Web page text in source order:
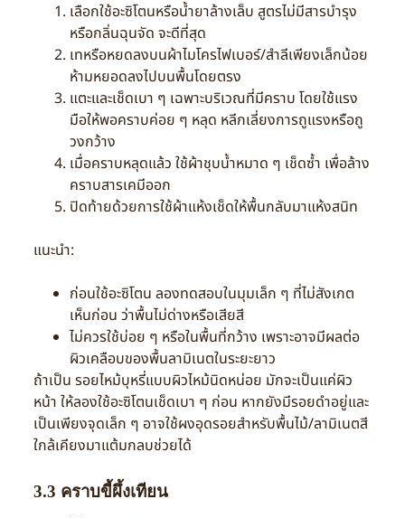
เลือกใช้อะซิโตนหรือน้ำยาล้างเล็บ สูตรไม่มีสารบำรุง
หรือกลิ่นฉุนจัด จะดีที่สุด
เทหรือหยดลงบนผ้าไมโครไฟเบอร์/สำลีเพียงเล็กน้อย
ห้ามหยอดลงไปบนพื้นโดยตรง
แตะและเช็ดเบา ๆ เฉพาะบริเวณที่มีคราบ โดยใช้แรง
มือให้พอคราบค่อย ๆ หลุด หลีกเลี่ยงการถูแรงหรือถู
วงกว้าง
เมื่อคราบหลุดแล้ว ใช้ผ้าชุบน้ำหมาด ๆ เช็ดซ้ำ เพื่อล้าง
คราบสารเคมีออก
ปิดท้ายด้วยการใช้ผ้าแห้งเช็ดให้พื้นกลับมาแห้งสนิท
แนะนำ:
ก่อนใช้อะซิโตน ลองทดสอบในมุมเล็ก ๆ ที่ไม่สังเกต
เห็นก่อน ว่าพื้นไม่ด่างหรือเสียสี
ไม่ควรใช้บ่อย ๆ หรือในพื้นที่กว้าง เพราะอาจมีผลต่อ
ผิวเคลือบของพื้นลามิเนตในระยะยาว
ถ้าเป็น รอยไหม้บุหรี่แบบผิวไหม้นิดหน่อย มักจะเป็นแค่ผิว
หน้า ให้ลองใช้อะซิโตนเช็ดเบา ๆ ก่อน หากยังมีรอยดำอยู่และ
เป็นเพียงจุดเล็ก ๆ อาจใช้ผงอุดรอยสำหรับพื้นไม้/ลามิเนตสี
ใกล้เคียงมาแต้มกลบช่วยได้
3.3 คราบขี้ผึ้งเทียน